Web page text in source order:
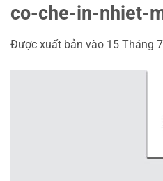
co-che-in-nhiet-
Được xuất bản vào 15 Tháng